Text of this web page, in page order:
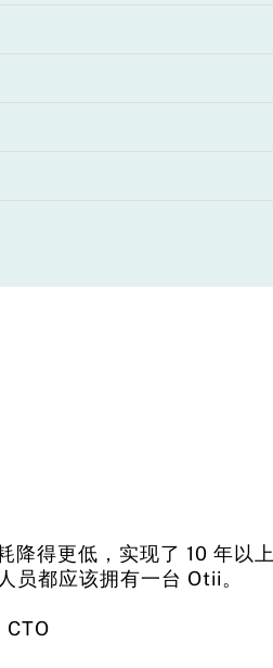
降得更低，实现了 10 年以上
员都应该拥有一台 Otii。